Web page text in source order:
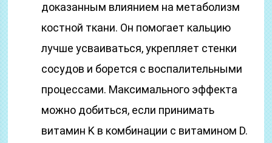
доказанным влиянием на метаболизм
костной ткани. Он помогает кальцию
лучше усваиваться, укрепляет стенки
сосудов и борется с воспалительными
процессами. Максимального эффекта
можно добиться, если принимать
витамин K в комбинации с витамином D.